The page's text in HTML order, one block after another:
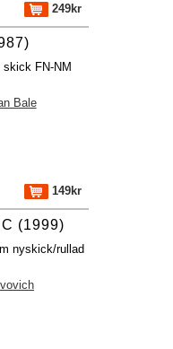
249kr
FN-NM
Bale
149kr
(1999)
nyskick/rullad